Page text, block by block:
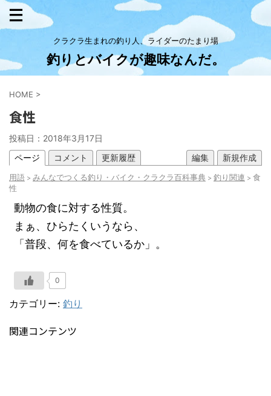
クラクラ生まれの釣り人、ライダーのたまり場
釣りとバイクが趣味なんだ。
HOME >
食性
投稿日： 2018年3月17日
ページ
コメント 更新履歴 編集 新規作成
用語 > みんなでつくる釣り・バイク・クラクラ百科事典 > 釣り関連 > 食
性
動物の食に対する性質。
まぁ、ひらたくいうなら、
「普段、何を食べているか」。
0
カテゴリー: 釣り
関連コンテンツ